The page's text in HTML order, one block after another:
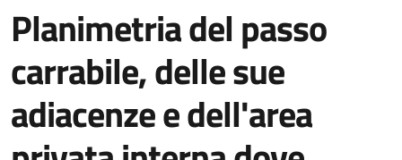
Planimetria del passo
carrabile, delle sue
adiacenze e dell'area